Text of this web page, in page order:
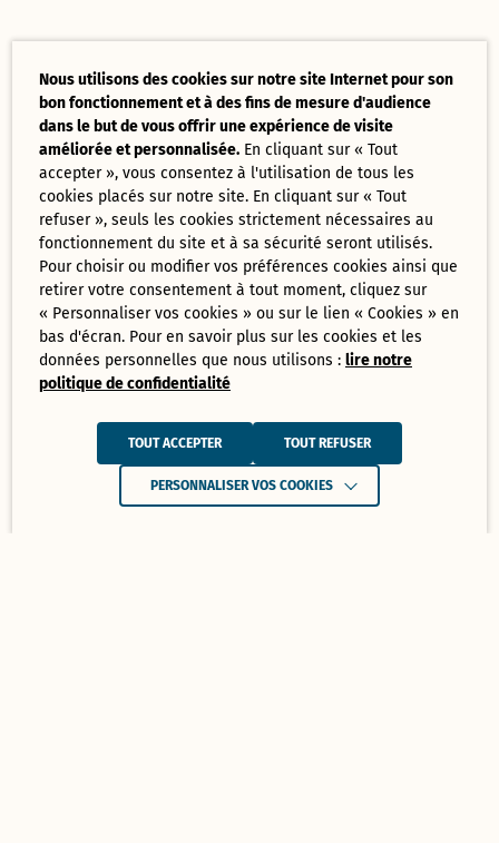
Nous utilisons des cookies sur notre site Internet pour son
bon fonctionnement et à des fins de mesure d'audience
dans le but de vous offrir une expérience de visite
améliorée et personnalisée. En cliquant sur « Tout
accepter », vous consentez à l'utilisation de tous les
cookies placés sur notre site. En cliquant sur « Tout
refuser », seuls les cookies strictement nécessaires au
fonctionnement du site et à sa sécurité seront utilisés.
Pour choisir ou modifier vos préférences cookies ainsi que
retirer votre consentement à tout moment, cliquez sur
« Personnaliser vos cookies » ou sur le lien « Cookies » en
bas d'écran. Pour en savoir plus sur les cookies et les
données personnelles que nous utilisons :lire notre
politique de confidentialité
TOUT ACCEPTER TOUT REFUSER
PERSONNALISER VOS COOKIES